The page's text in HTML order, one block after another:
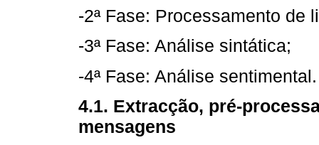
-2ª Fase: Processamento de
-3ª Fase: Análise sintática;
-4ª Fase: Análise sentimental.
4.1. Extracção, pré-
mensagens